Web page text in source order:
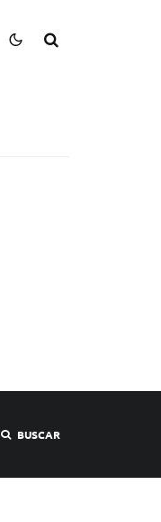
BUSCAR